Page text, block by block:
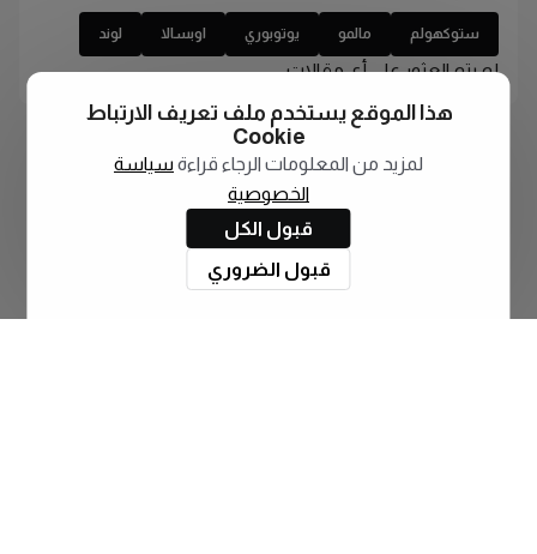
ستوكهولم مالمو يوتوبوري اوبسالا لوند
لم يتم العثور على أي مقالات
هذا الموقع يستخدم ملف تعريف الارتباط
Cookie
لمزيد من المعلومات الرجاء قراءة سياسة
الخصوصية
قبول الكل
قبول الضروري